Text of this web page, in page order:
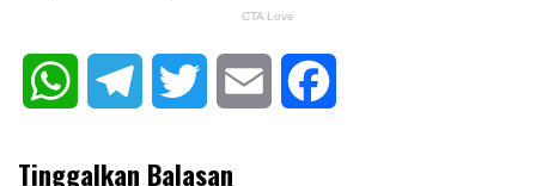
WhatsAppTelegram Twitter Email
Tinggalkan Balasan